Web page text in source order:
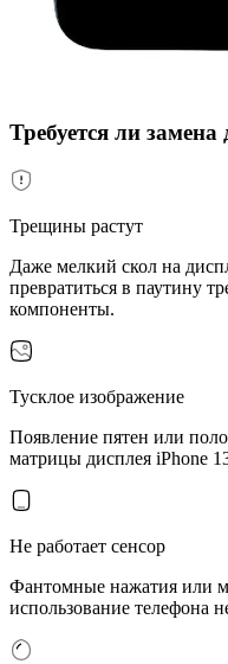
Требуется ли
Трещины растут
Даже мелкий скол на
превратиться в паутину
компоненты.
Тусклое изображение
Появление пятен или
матрицы дисплея iPhone
Не работает сенсор
Фантомные нажатия или
использование телефона